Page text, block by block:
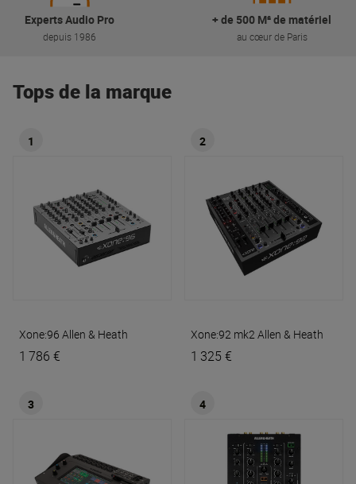
Experts Audio Pro
depuis 1986
+ de 500 M² de matériel
au cœur de Paris
Tops de la marque
1
Xone:96 Allen & Heath
1 786 €
2
Xone:92 mk2 Allen & Heath
1 325 €
3 4